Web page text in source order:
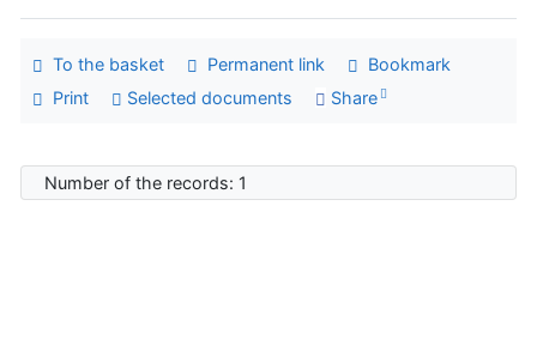
To the basket Permanent link
Bookmark
Print
Selected documents Share
Number of the records: 1